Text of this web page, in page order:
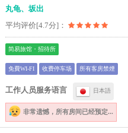
丸龟、坂出
平均评价[4.7分]：
简易旅馆・招待所
免費WI-FI 收费停车场 所有客房禁煙
工作人员服务语言 日本語
非常遗憾， 所有房间已经预定...